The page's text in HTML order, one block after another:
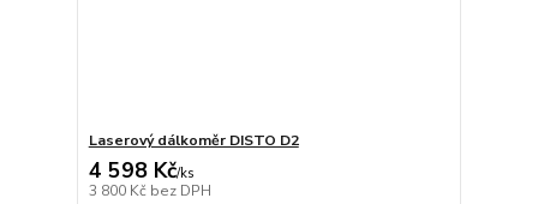
Laserový dálkoměr DISTO D2
4 598 Kč/ks
3 800 Kč bez DPH